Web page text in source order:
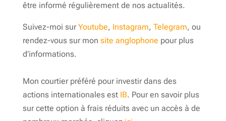
être informé régulièrement de nos actualités.
Suivez-moi surYoutube, Instagram, Telegram, ou
rendez-vous sur mon site anglophone pour plus
d’informations.
Mon courtier préféré pour investir dans des
actions internationales est IB. Pour en savoir plus
sur cette option à frais réduits avec un accès à de